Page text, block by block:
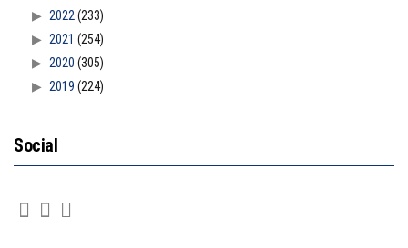
2022 (233)
2021 (254)
2020 (305)
2019 (224)
Social